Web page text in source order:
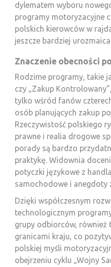
dylematem wyboru
programy motoryzacyjne
polskich kierowców w
jeszcze bardziej
Znaczenie obecności
Rodzime programy, takie
czy „Zakup
tylko wśród fanów
osób planujących zakup
Rzeczywistość polskiego
prawne i realia drogowe
porady są bardzo
praktykę. Widownia
potyczki językowe z
samochodowe i
Dzięki współczesnym
technologicznym
grupy odbiorców, również
granicami kraju, co
polskiej myśli
obejrzeniu cyklu „Wojny